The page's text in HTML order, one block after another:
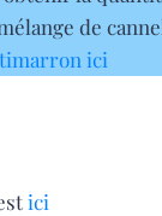
de
ici
ici